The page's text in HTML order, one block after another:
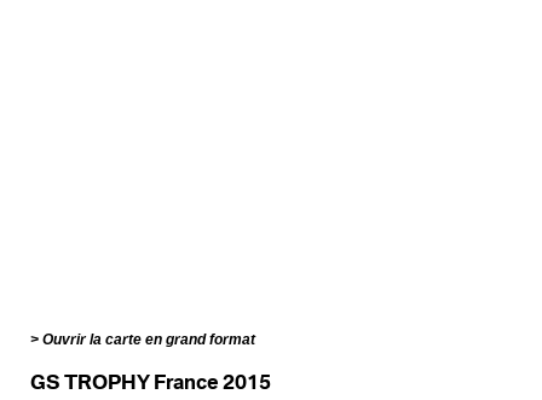
Ouvrir la carte en grand format
GS TROPHY France 2015